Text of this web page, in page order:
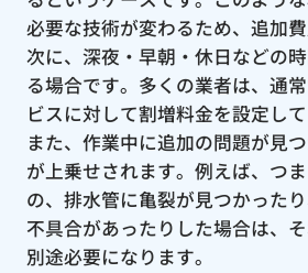
必要な技術が変わるため、追加費
次に、深夜・早朝・休日などの
る場合です。多くの業者は、通
ビスに対して割増料金を設定して
また、作業中に追加の問題が見
が上乗せされます。例えば、つ
の、排水管に亀裂が見つかった
不具合があったりした場合は、
別途必要になります。